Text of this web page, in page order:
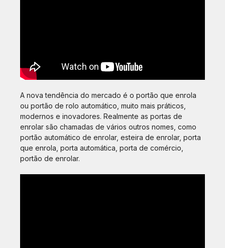
A nova tendência do mercado é o portão que enrola
ou portão de rolo automático, muito mais práticos,
modernos e inovadores. Realmente as portas de
enrolar são chamadas de vários outros nomes, como
portão automático de enrolar, esteira de enrolar, porta
que enrola, porta automática, porta de comércio,
portão de enrolar.